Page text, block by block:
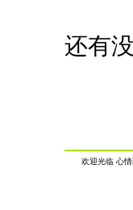
还有
欢迎光临 心